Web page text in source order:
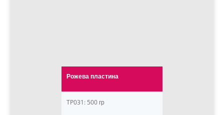
Рожева пластина
TP031: 500 гр